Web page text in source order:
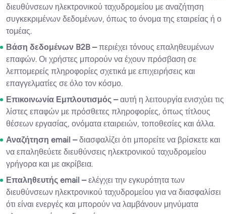
διευθύνσεων ηλεκτρονικού ταχυδρομείου με αναζήτηση
συγκεκριμένων δεδομένων, όπως το όνομα της εταιρείας ή ο
τομέας.
Βάση δεδομένων B2B –περιέχει τόνους επαληθευμένων
επαφών. Οι χρήστες μπορούν να έχουν πρόσβαση σε
λεπτομερείς πληροφορίες σχετικά με επιχειρήσεις και
επαγγελματίες σε όλο τον κόσμο.
Επικοινωνία Εμπλουτισμός –αυτή η λειτουργία ενισχύει τις
λίστες επαφών με πρόσθετες πληροφορίες, όπως τίτλους
θέσεων εργασίας, ονόματα εταιρειών, τοποθεσίες και άλλα.
Αναζήτηση email –διασφαλίζει ότι μπορείτε να βρίσκετε και
να επαληθεύετε διευθύνσεις ηλεκτρονικού ταχυδρομείου
γρήγορα και με ακρίβεια.
Επαληθευτής email –ελέγχει την εγκυρότητα των
διευθύνσεων ηλεκτρονικού ταχυδρομείου για να διασφαλίσει
ότι είναι ενεργές και μπορούν να λαμβάνουν μηνύματα